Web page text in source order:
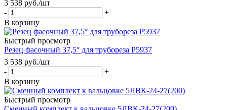
3 538 руб./шт
-
+
В корзину
Быстрый просмотр
Резец фасочный 37,5° для трубореза Р5937
3 538 руб./шт
-
+
В корзину
Быстрый просмотр